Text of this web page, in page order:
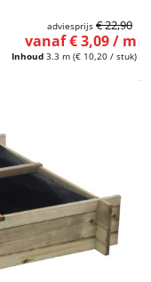
Inhoud 3.3 m (€ 10,20 / stuk)
vanaf € 3,09 / m
adviesprijs € 22,90